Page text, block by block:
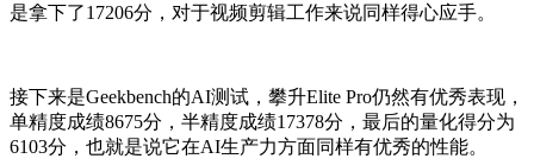
是拿下了17206分，对于视频剪辑工作来说同样得心应手。
接下来是Geekbench的AI测试，攀升Elite Pro仍然有优秀表现，
单精度成绩8675分，半精度成绩17378分，最后的量化得分为
6103分，也就是说它在AI生产力方面同样有优秀的性能。